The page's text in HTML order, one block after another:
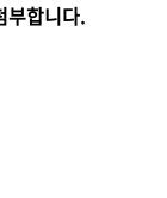
부합니다.